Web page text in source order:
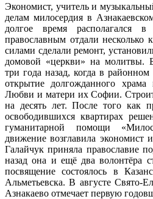
Экономист, учитель и
делам милосердия в
долгое время располагался
православным отдали
силами сделали ремонт,
домовой «церкви» на молитвы.
три года назад, когда в районном
открытие долгожданного
Любви и матери их Софии.
на десять лет. После того как
освободившихся квартирах
гуманитарной помощи
движение возглавила экономист
Галайчук приняла православие
назад она и ещё два волонтёра
посвящение состоялось в
Альметьевска. В августе Свято-
Азнакаево отмечает первую